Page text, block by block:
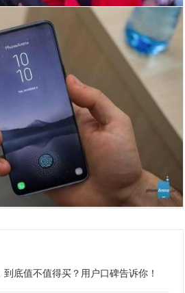
底值不值得买？用户口碑告诉你！